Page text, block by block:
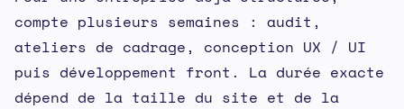
compte plusieurs semaines : audit,
ateliers de cadrage, conception UX / UI
puis développement front. La durée exacte
dépend de la taille du site et de la